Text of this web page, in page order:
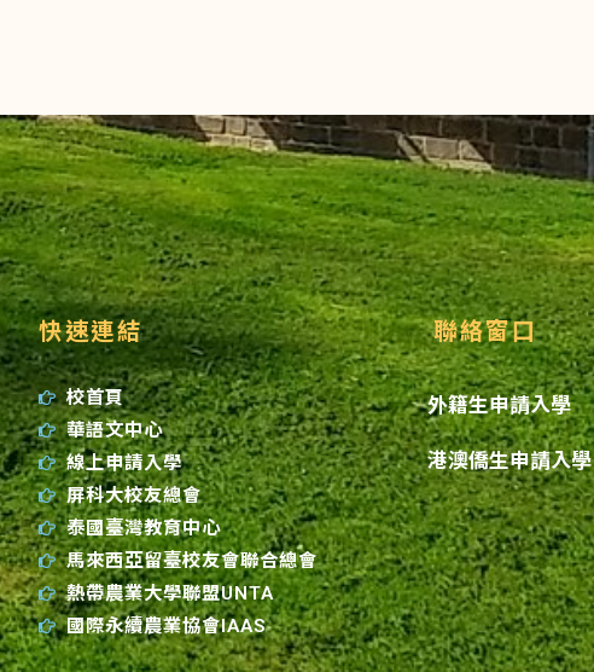
快速連結
校首頁
華語文中心
線上申請入學
屏科大校友總會
泰國臺灣教育中心
馬來西亞留臺校友會聯合總會
熱帶農業大學聯盟UNTA
國際永續農業協會IAAS
聯絡窗口
外籍生申請入學
港澳僑生申請入學